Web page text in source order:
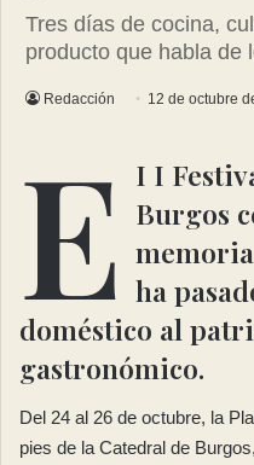
Tres días de cocina,
producto que habla de
Redacción 12 de octubre
E I I
Burgos
ha
doméstico al
gastronómico.
Del 24 al 26 de octubre, la
pies de la Catedral de